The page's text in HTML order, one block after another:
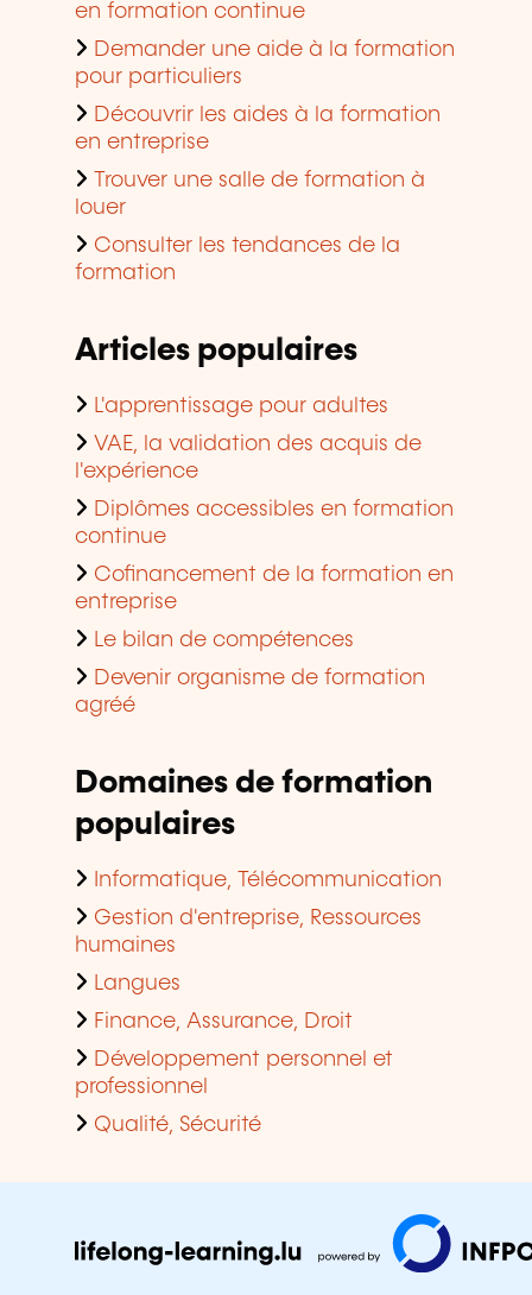
en formation continue
Demander une aide à la formation
pour particuliers
Découvrir les aides à la formation
en entreprise
Trouver une salle de formation à
louer
Consulter les tendances de la
formation
Articles populaires
L'apprentissage pour adultes
VAE, la validation des acquis de
l'expérience
Diplômes accessibles en formation
continue
Cofinancement de la formation en
entreprise
Le bilan de compétences
Devenir organisme de formation
agréé
Domaines de formation
populaires
Informatique, Télécommunication
Gestion d'entreprise, Ressources
humaines
Langues
Finance, Assurance, Droit
Développement personnel et
professionnel
Qualité, Sécurité